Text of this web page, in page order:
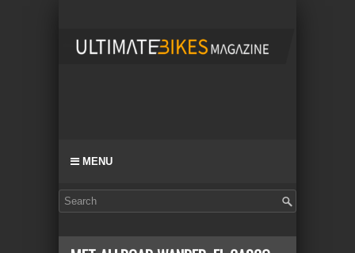
MENU